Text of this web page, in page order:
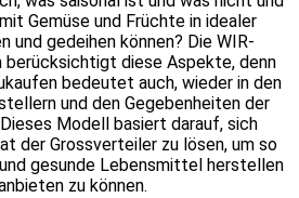
Gemüse und Früchte in idealer
und gedeihen können? Die WIR-
diese Aspekte, denn
bedeutet auch, wieder in den
und den Gegebenheiten der
Modell basiert darauf, sich
der Grossverteiler zu lösen, um so
gesunde Lebensmittel herstellen
zu können.